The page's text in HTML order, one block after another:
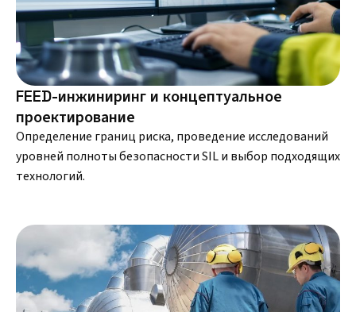
FEED-инжиниринг и концептуальное
проектирование
Определение границ риска, проведение исследований
уровней полноты безопасности SIL и выбор подходящих
технологий.